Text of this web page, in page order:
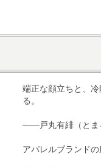
端正な顔立ちと、
る。
――戸丸有緋（とま
アパレルブランド